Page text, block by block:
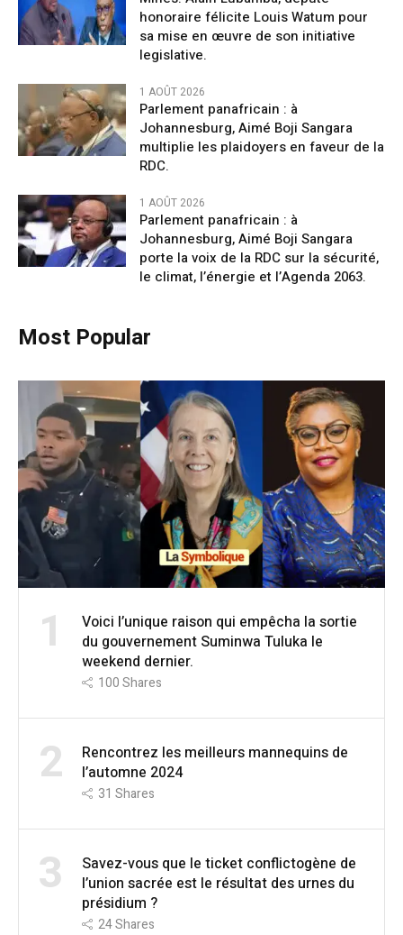
honoraire félicite Louis Watum pour
sa mise en œuvre de son initiative
legislative.
1 AOÛT 2026
Parlement panafricain : à
Johannesburg, Aimé Boji Sangara
multiplie les plaidoyers en faveur de la
RDC.
1 AOÛT 2026
Parlement panafricain : à
Johannesburg, Aimé Boji Sangara
porte la voix de la RDC sur la sécurité,
le climat, l’énergie et l’Agenda 2063.
Most Popular
1
Voici l’unique raison qui empêcha la sortie
du gouvernement Suminwa Tuluka le
weekend dernier.
100Shares
2
Rencontrez les meilleurs mannequins de
l’automne 2024
31 Shares
3
Savez-vous que le ticket conflictogène de
l’union sacrée est le résultat des urnes du
présidium ?
24Shares